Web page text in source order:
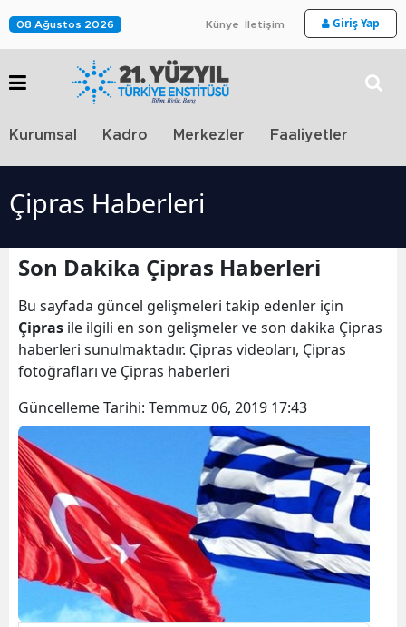
08 Ağustos 2026 Künye İletişim Giriş Yap
Kurumsal Kadro Merkezler Faaliyetler
Çipras Haberleri
Son Dakika Çipras Haberleri
Bu sayfada güncel gelişmeleri takip edenler için
Çipras ile ilgili en son gelişmeler ve son dakika Çipras
haberleri sunulmaktadır. Çipras videoları, Çipras
fotoğrafları ve Çipras haberleri
Güncelleme Tarihi: Temmuz 06, 2019 17:43